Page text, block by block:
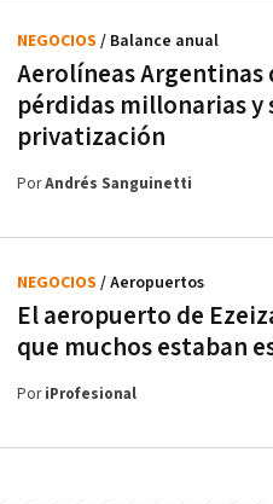
Aerolíneas Argentinas
pérdidas millonarias y
privatización
NEGOCIOS / Balance anual
PorAndrés Sanguinetti
El aeropuerto de
que muchos estaban
NEGOCIOS / Aeropuertos
PoriProfesional